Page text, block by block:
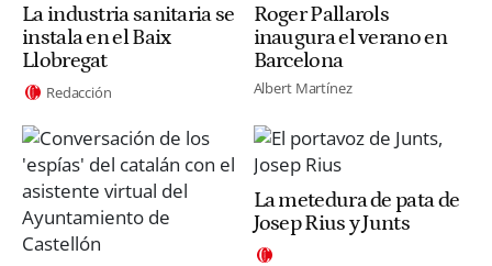
La industria sanitaria se
instala en el Baix
Llobregat
Redacción
Roger Pallarols
inaugura el verano en
Barcelona
Albert Martínez
La metedura de pata de
Josep Rius y Junts